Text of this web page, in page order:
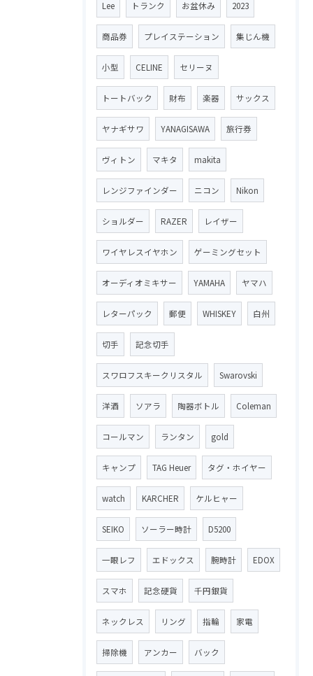
Lee トランク お盆休み 2023
商品券 プレイステーション 集じん機
小型 CELINE セリーヌ
トートバック 財布 楽器 サックス
ヤナギサワ YANAGISAWA 旅行券
ヴィトン マキタ makita
レンジファインダー ニコン Nikon
ショルダー RAZER レイザー
ワイヤレスイヤホン ゲーミングセット
オーディオミキサー YAMAHA ヤマハ
レターパック 郵便 WHISKEY 白州
切手 記念切手
スワロフスキークリスタル Swarovski
洋酒 ソアラ 陶器ボトル Coleman
コールマン ランタン gold
キャンプ TAG Heuer タグ・ホイヤー
watch KARCHER ケルヒャー
SEIKO ソーラー時計 D5200
一眼レフ エドックス 腕時計 EDOX
スマホ 記念硬貨 千円銀貨
ネックレス リング 指輪 家電
掃除機 アンカー バック